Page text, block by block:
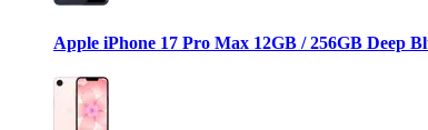
Apple iPhone 17 Pro Max 12GB / 256GB Deep